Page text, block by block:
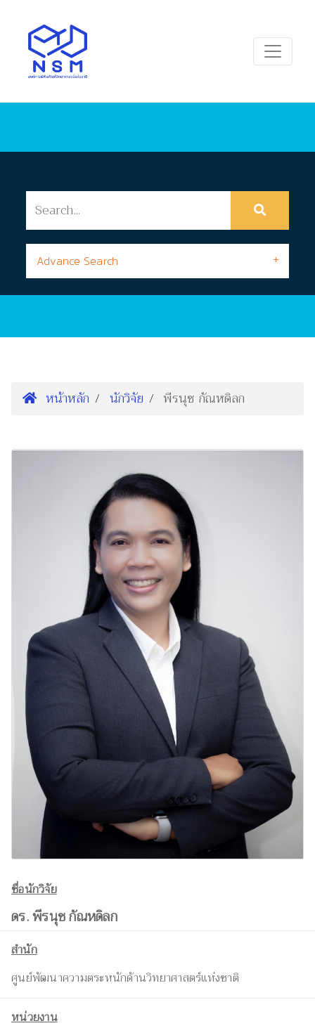
Advance Search
หน้าหลัก นักวิจัย พีรนุช กัณหดิลก
ชื่อนักวิจัย
ดร. พีรนุช กัณหดิลก
สำนัก
ศูนย์พัฒนาความตระหนักด้านวิทยาศาสตร์แห่งชาติ
หน่วยงาน